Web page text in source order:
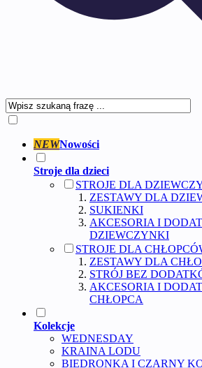
NEWNowości
Stroje dla dzieci
STROJE DLA
ZESTAWY DLA
SUKIENKI
AKCESORIA I
DZIEWCZYNKI
STROJE DLA
ZESTAWY DLA
STRÓJ BEZ
AKCESORIA I
CHŁOPCA
Kolekcje
WEDNESDAY
KRAINA LODU
BIEDRONKA I CZARNY